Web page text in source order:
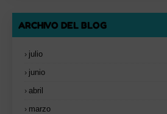
ARCHIVO DEL BLOG
julio
junio
abril
marzo